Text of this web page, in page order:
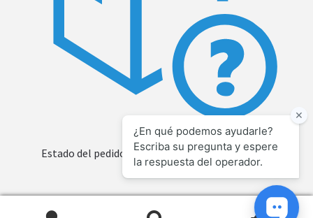
Estado del pedido